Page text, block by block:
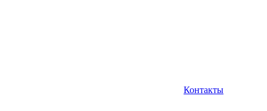
Контакты